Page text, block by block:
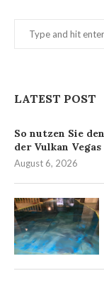
LATEST POST
So nutzen Sie
der Vulkan
August 6, 2026